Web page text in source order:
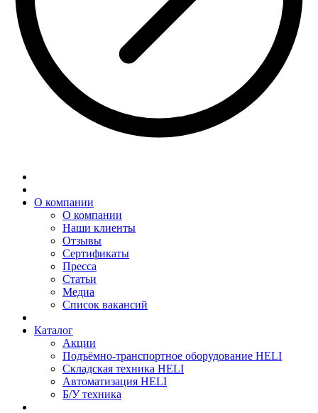
О компании
О компании
Наши клиенты
Отзывы
Сертификаты
Пресса
Статьи
Медиа
Список вакансий
Каталог
Акции
Подъёмно-транспортное оборудование HELI
Складская техника HELI
Автоматизация HELI
Б/У техника